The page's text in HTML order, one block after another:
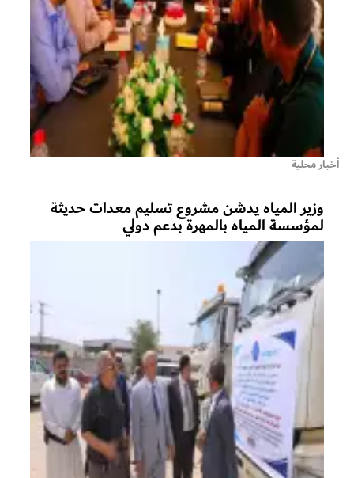
أخبار محلية
وزير المياه يدشن مشروع تسليم معدات حديثة
لمؤسسة المياه بالمهرة بدعم دولي